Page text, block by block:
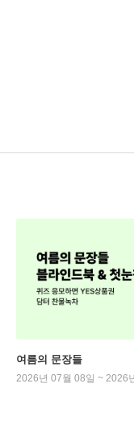
여름의 문장들
2026년 07월 08일 ~ 2026